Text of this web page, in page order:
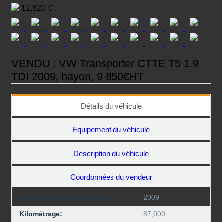
11,820 €
VENDU : VW Transporter CTTE T5 1.9
TDI 2009, hayon, 9 850€HT
Détails du véhicule
Equipement du véhicule
Description du véhicule
Coordonnées du vendeur
2009
Kilométrage: 87,000